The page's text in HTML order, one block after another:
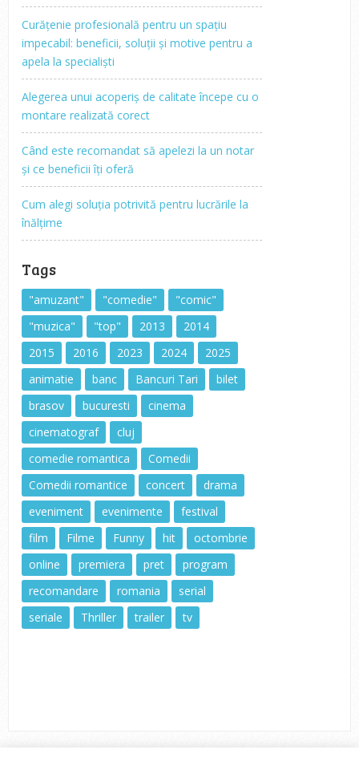
Curățenie profesională pentru un spațiu
impecabil: beneficii, soluții și motive pentru a
apela la specialiști
Alegerea unui acoperiș de calitate începe cu o
montare realizată corect
Când este recomandat să apelezi la un notar
și ce beneficii îți oferă
Cum alegi soluția potrivită pentru lucrările la
înălțime
Tags
"amuzant" "comedie"
"comic"
"muzica"
"top" 2013
2014
2015
2016 2023 2024
2025
animatie
banc Bancuri Tari
bilet
brasov
bucuresti
cinema
cinematograf
cluj
comedie romantica
Comedii
Comedii romantice
concert
drama
eveniment
evenimente
festival
film
Filme Funny hit
octombrie
online
premiera pret
program
recomandare
romania
serial
seriale
Thriller trailer tv